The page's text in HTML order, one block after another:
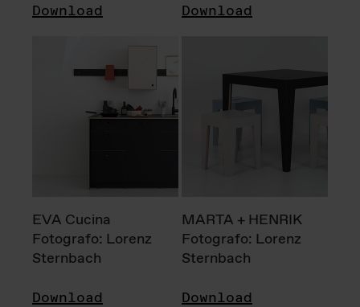
Download Download
EVA Cucina
Fotografo: Lorenz
Sternbach
Download
MARTA + HENRIK
Fotografo: Lorenz
Sternbach
Download